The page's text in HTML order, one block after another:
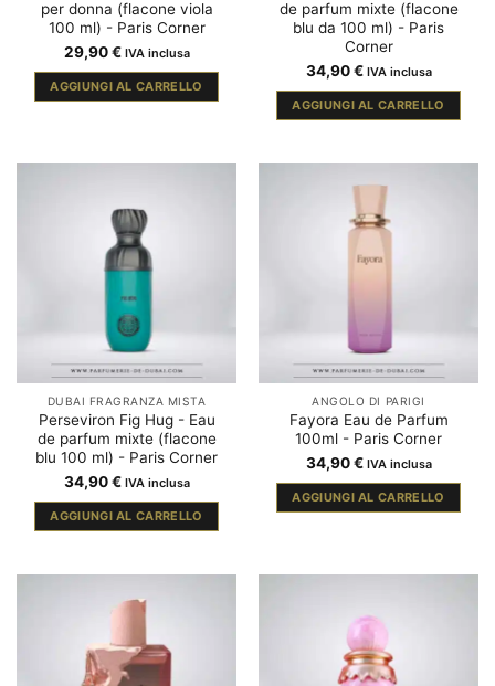
per donna (flacone viola
100 ml) - Paris Corner
29,90€ IVA inclusa
AGGIUNGI AL CARRELLO
de parfum mixte (flacone
blu da 100 ml) - Paris
Corner
34,90€ IVA inclusa
AGGIUNGI AL CARRELLO
DUBAI FRAGRANZA MISTA
Perseviron Fig Hug - Eau
de parfum mixte (flacone
blu 100 ml) - Paris Corner
34,90€ IVA inclusa
AGGIUNGI AL CARRELLO
ANGOLO DI PARIGI
Fayora Eau de Parfum
100ml - Paris Corner
34,90€ IVA inclusa
AGGIUNGI AL CARRELLO